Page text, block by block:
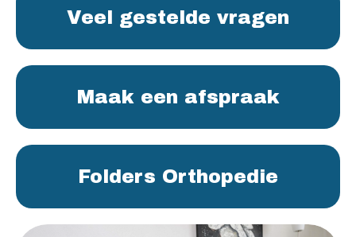
Veel gestelde vragen
Maak een afspraak
Folders Orthopedie